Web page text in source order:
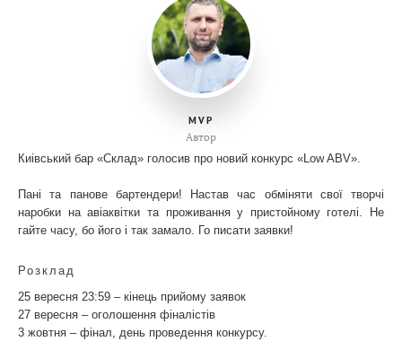
MVP
Автор
Киівський бар «Склад» голосив про новий конкурс «Low ABV».
Пані та панове бартендери! Настав час обміняти свої творчі
наробки на авіаквітки та проживання у пристойному готелі. Не
гайте часу, бо його і так замало. Го писати заявки!
Розклад
25 вересня 23:59 – кінець прийому заявок
27 вересня – оголошення фіналістів
3 жовтня – фінал, день проведення конкурсу.